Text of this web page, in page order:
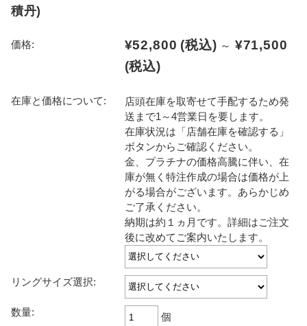
積丹)
価格: ¥52,800 (税込) ～ ¥71,500
(税込)
在庫と価格について:
店頭在庫を取寄せて手配するため発
送まで1～4営業日を要します。
在庫状況は「店舗在庫を確認する」
ボタンからご確認ください。
金、プラチナの価格高騰に伴い、在
庫が無く特注作成の場合は価格が上
がる場合がございます。あらかじめ
ご了承ください。
納期は約１ヵ月です。詳細はご注文
後に改めてご案内いたします。
リングサイズ選択:
数量: 個